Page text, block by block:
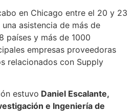
en Chicago entre el 20 y 23
asistencia de más de
países y más de 1000
empresas proveedoras
relacionados con Supply
estuvo Daniel Escalante,
e Ingeniería de